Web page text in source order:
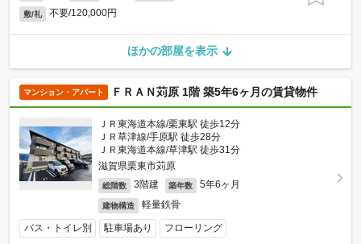
敷/礼 不要/120,000円
ほかの部屋を表示
マンション・アパート ＦＲＡＮ苅原 1階 築5年6ヶ月の賃貸物件
ＪＲ東海道本線/栗東駅 徒歩12分
ＪＲ草津線/手原駅 徒歩28分
ＪＲ東海道本線/草津駅 徒歩31分
滋賀県栗東市苅原
総階数 3階建 築年数 5年6ヶ月
建物構造 軽量鉄骨
バス・トイレ別 駐車場あり フローリング